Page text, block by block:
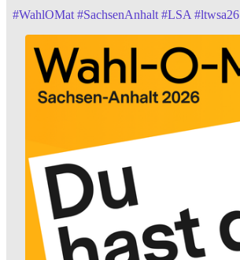
#WahlOMat #SachsenAnhalt #LSA #ltwsa26